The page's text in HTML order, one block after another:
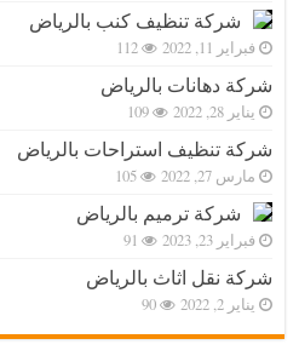
شركة تنظيف كنب بالرياض
فبراير 11, 2022 112
شركة دهانات بالرياض
يناير 28, 2022 109
شركة تنظيف استراحات بالرياض
مارس 27, 2022 105
شركة ترميم بالرياض
فبراير 23, 2023 91
شركة نقل اثاث بالرياض
يناير 2, 2022 90